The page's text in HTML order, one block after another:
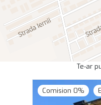
Te-ar
Comision 0%